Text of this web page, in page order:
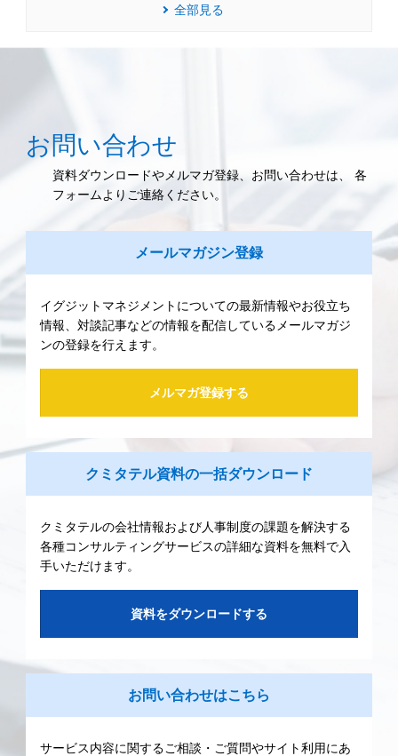
全部見る
お問い合わせ
資料ダウンロードやメルマガ登録、お問い合わせは、 各
フォームよりご連絡ください。
メールマガジン登録
イグジットマネジメントについての最新情報やお役立ち
情報、対談記事などの情報を配信しているメールマガジ
ンの登録を行えます。
メルマガ登録する
クミタテル資料の一括ダウンロード
クミタテルの会社情報および人事制度の課題を解決する
各種コンサルティングサービスの詳細な資料を無料で入
手いただけます。
資料をダウンロードする
お問い合わせはこちら
サービス内容に関するご相談・ご質問やサイト利用にあ